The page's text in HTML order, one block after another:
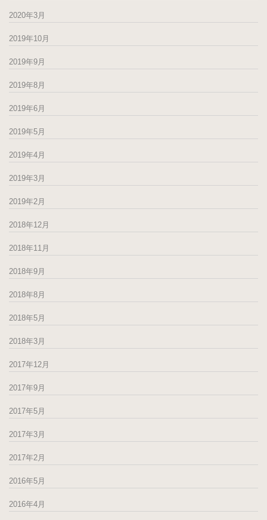
2020年3月
2019年10月
2019年9月
2019年8月
2019年6月
2019年5月
2019年4月
2019年3月
2019年2月
2018年12月
2018年11月
2018年9月
2018年8月
2018年5月
2018年3月
2017年12月
2017年9月
2017年5月
2017年3月
2017年2月
2016年5月
2016年4月